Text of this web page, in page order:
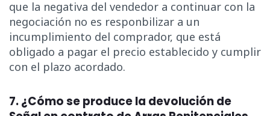
que la negativa del vendedor a continuar con la
negociación no es responbilizar a un
incumplimiento del comprador, que está
obligado a pagar el precio establecido y cumplir
con el plazo acordado.
7. ¿Cómo se produce la devolución de